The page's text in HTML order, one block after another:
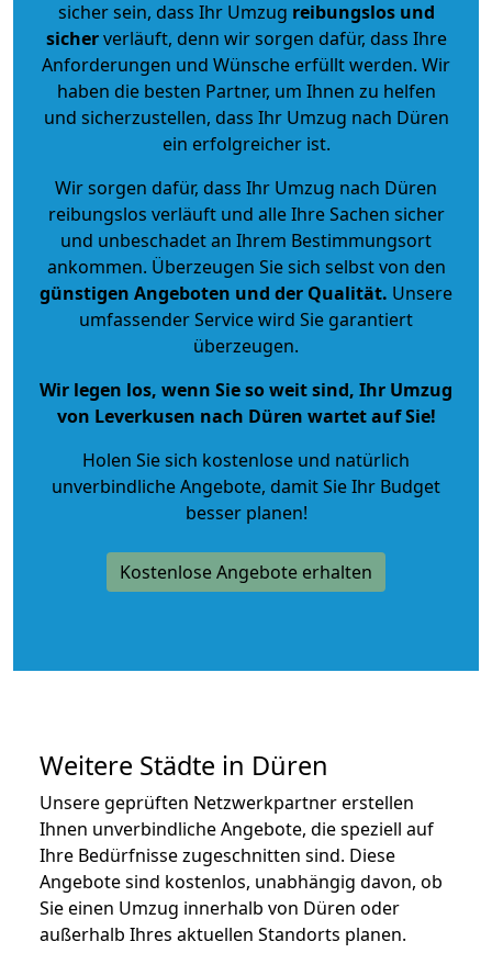
sicher sein, dass Ihr Umzug reibungslos und
sicherverläuft, denn wir sorgen dafür, dass Ihre
Anforderungen und Wünsche erfüllt werden. Wir
haben die besten Partner, um Ihnen zu helfen
und sicherzustellen, dass Ihr Umzug nach Düren
ein erfolgreicher ist.
Wir sorgen dafür, dass Ihr Umzug nach Düren
reibungslos verläuft und alle Ihre Sachen sicher
und unbeschadet an Ihrem Bestimmungsort
ankommen. Überzeugen Sie sich selbst von den
günstigen Angeboten und der Qualität. Unsere
umfassender Service wird Sie garantiert
überzeugen.
Wir legen los, wenn Sie so weit sind, Ihr Umzug
von Leverkusen nach Düren wartet auf Sie!
Holen Sie sich kostenlose und natürlich
unverbindliche Angebote, damit Sie Ihr Budget
besser planen!
Kostenlose Angebote erhalten
Weitere Städte in Düren
Unsere geprüften Netzwerkpartner erstellen
Ihnen unverbindliche Angebote, die speziell auf
Ihre Bedürfnisse zugeschnitten sind. Diese
Angebote sind kostenlos, unabhängig davon, ob
Sie einen Umzug innerhalb von Düren oder
außerhalb Ihres aktuellen Standorts planen.